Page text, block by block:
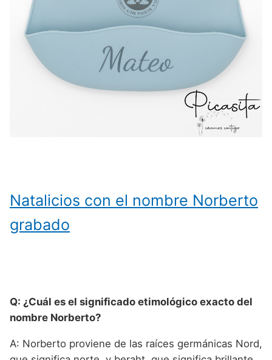
Natalicios con el nombre Norberto
grabado
Q: ¿Cuál es el significado etimológico exacto del
nombre Norberto?
A: Norberto proviene de las raíces germánicas Nord,